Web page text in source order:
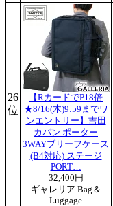
26
位
【RカードでP18倍
★8/16(木)9:59までワ
ンエントリー】吉田
カバン ポーター
3WAYブリーフケース
(B4対応) ステージ
PORT…
32,400円
ギャレリア Bag＆
Luggage